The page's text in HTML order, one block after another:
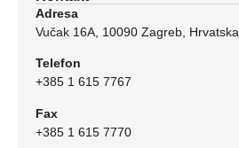
Adresa
Vučak 16A, 10090 Zagreb, Hrvatska
Telefon
+385 1 615 7767
Fax
+385 1 615 7770